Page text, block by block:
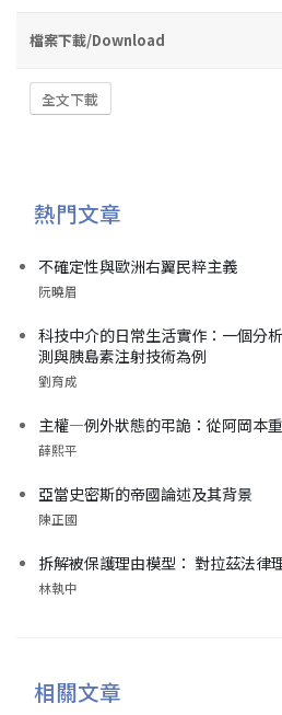
檔案下載/Download
全文下載
熱門文章
不確定性與歐洲右翼民粹主義
阮曉眉
科技中介的日常生活實作：一個
測與胰島素注射技術為例
劉育成
主權—例外狀態的弔詭：從阿岡本
薛熙平
亞當史密斯的帝國論述及其背景
陳正國
拆解被保護理由模型： 對拉茲法律
林執中
相關文章